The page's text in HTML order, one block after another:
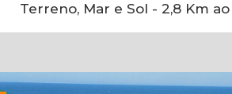
Terreno, Mar e Sol - 2,8 Km ao